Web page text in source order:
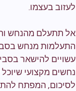
לעזוב בעצמו.
אל תתעלם מהנחש
התעלמות מנחש
עשויים להישאר
נחשים מקצועי
לסיכום, המפתח